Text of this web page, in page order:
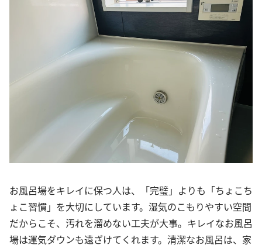
お風呂場をキレイに保つ人は、「完璧」よりも「ちょこち
ょこ習慣」を大切にしています。湿気のこもりやすい空間
だからこそ、汚れを溜めない工夫が大事。キレイなお風呂
場は運気ダウンも遠ざけてくれます。清潔なお風呂は、家